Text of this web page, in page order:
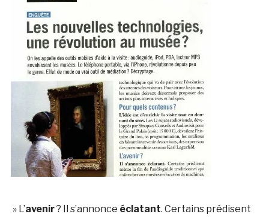
» L’avenir? Il s’annonce éclatant. Certains prédisent